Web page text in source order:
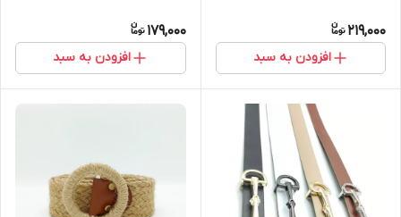
219,000
افزودن به سبد
179,000
افزودن به سبد